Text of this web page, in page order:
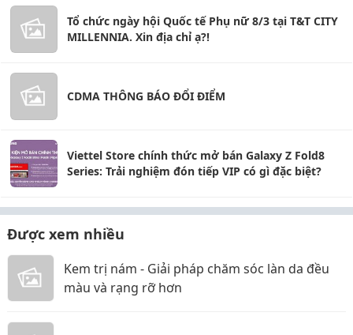
Tổ chức ngày hội Quốc tế Phụ nữ 8/3 tại T&T CITY
MILLENNIA. Xin địa chỉ ạ?!
CDMA THÔNG BÁO ĐỔI ĐIỂM
Viettel Store chính thức mở bán Galaxy Z Fold8
Series: Trải nghiệm đón tiếp VIP có gì đặc biệt?
Được xem nhiều
Kem trị nám - Giải pháp chăm sóc làn da đều
màu và rạng rỡ hơn